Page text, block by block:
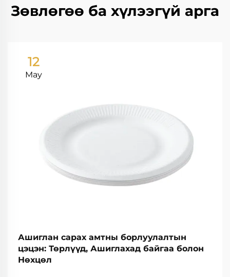
Зөвлөгөө ба хүлээгүй арга
12
May
Ашиглан сарах амтны борлуулалтын
цэцэн: Төрлүүд, Ашиглахад байгаа болон
Нөхцөл